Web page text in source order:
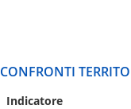
CONFRONTI
Indicatore